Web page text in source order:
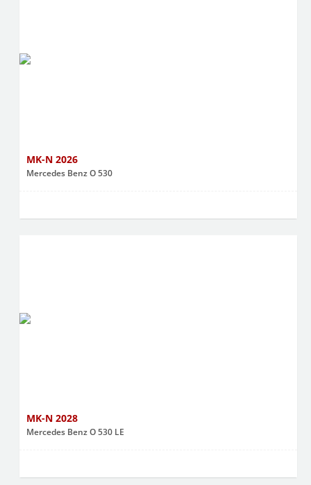
MK-N 2026
Mercedes Benz O 530
MK-N 2028
Mercedes Benz O 530 LE